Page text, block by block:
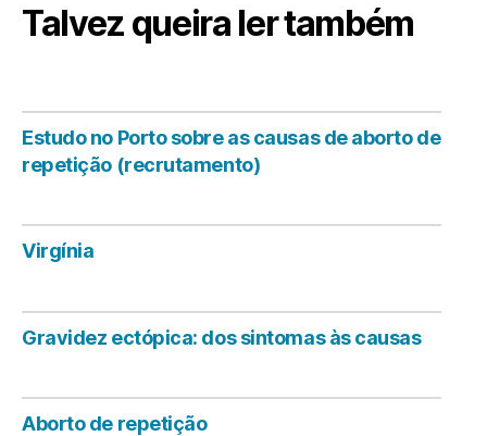
Talvez queira ler também
Estudo no Porto sobre as causas de aborto de
repetição (recrutamento)
Virgínia
Gravidez ectópica: dos sintomas às causas
Aborto de repetição